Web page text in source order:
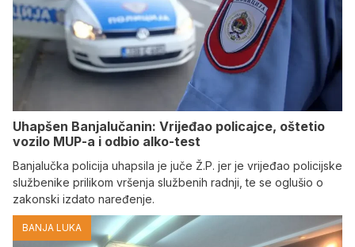
Uhapšen Banjalučanin: Vrijeđao policajce, oštetio
vozilo MUP-a i odbio alko-test
Banjalučka policija uhapsila je juče Ž.P. jer je vrijeđao policijske
službenike prilikom vršenja službenih radnji, te se oglušio o
zakonski izdato naređenje.
BANJA LUKA